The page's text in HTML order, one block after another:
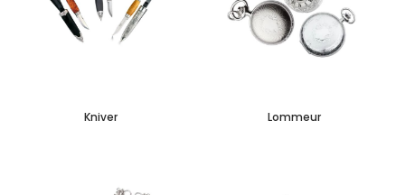
Kniver Lommeur